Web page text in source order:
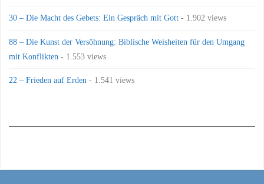
30 – Die Macht des Gebets: Ein Gespräch mit Gott - 1.902 views
88 – Die Kunst der Versöhnung: Biblische Weisheiten für den Umgang
mit Konflikten - 1.553 views
22 – Frieden auf Erden - 1.541 views